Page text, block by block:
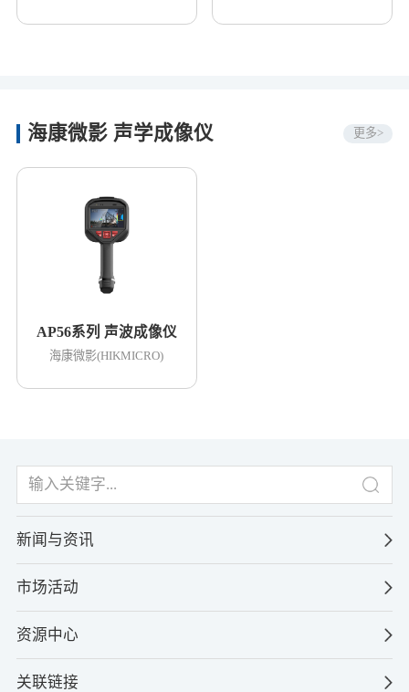
海康微影 声学成像仪 更多>
AP56系列 声波成像仪
海康微影(HIKMICRO)
新闻与资讯
市场活动
资源中心
关联链接